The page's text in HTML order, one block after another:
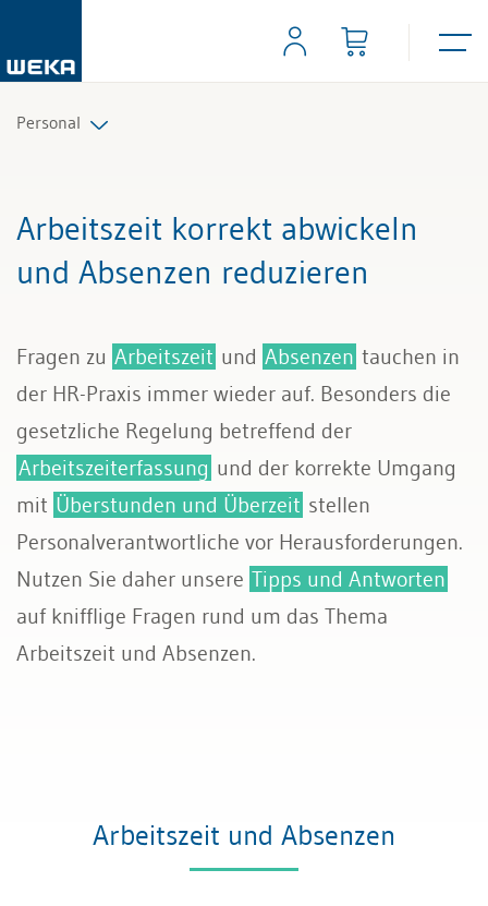
Personal
Arbeitsverträge und Reglemente
Lohn und Gehalt
Personalführung und Personalentwicklung
Kündigung & Arbeitszeugnis
Sozialversicherungen
Arbeitszeit korrekt abwickeln
und Absenzen reduzieren
Fragen zu Arbeitszeit und Absenzen tauchen in
der HR-Praxis immer wieder auf. Besonders die
gesetzliche Regelung betreffend der
Arbeitszeiterfassung und der korrekte Umgang
mit Überstunden und Überzeit stellen
Personalverantwortliche vor Herausforderungen.
Nutzen Sie daher unsere Tipps und Antworten
auf knifflige Fragen rund um das Thema
Arbeitszeit und Absenzen.
Arbeitszeit und Absenzen